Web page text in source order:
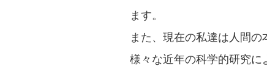
ます。
また、現在の私達は人間
様々な近年の科学的研究